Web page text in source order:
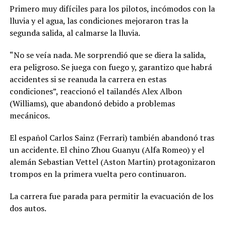
Primero muy difíciles para los pilotos, incómodos con la
lluvia y el agua, las condiciones mejoraron tras la
segunda salida, al calmarse la lluvia.
“No se veía nada. Me sorprendió que se diera la salida,
era peligroso. Se juega con fuego y, garantizo que habrá
accidentes si se reanuda la carrera en estas
condiciones”, reaccionó el tailandés Alex Albon
(Williams), que abandonó debido a problemas
mecánicos.
El español Carlos Sainz (Ferrari) también abandonó tras
un accidente. El chino Zhou Guanyu (Alfa Romeo) y el
alemán Sebastian Vettel (Aston Martin) protagonizaron
trompos en la primera vuelta pero continuaron.
La carrera fue parada para permitir la evacuación de los
dos autos.